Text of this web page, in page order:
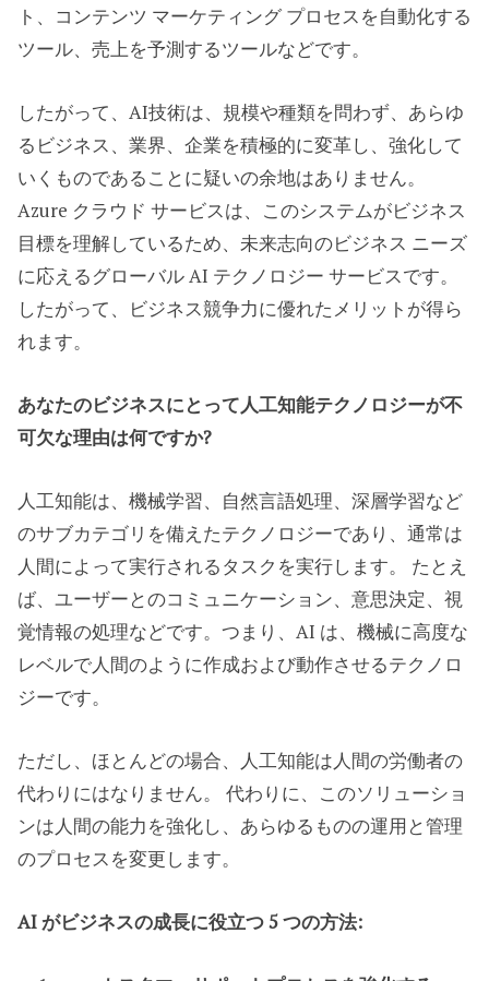
ト、コンテンツ マーケティング プロセスを自動化する
ツール、売上を予測するツールなどです。
したがって、AI技術は、規模や種類を問わず、あらゆ
るビジネス、業界、企業を積極的に変革し、強化して
いくものであることに疑いの余地はありません。
Azure クラウド サービスは、このシステムがビジネス
目標を理解しているため、未来志向のビジネス ニーズ
に応えるグローバル AI テクノロジー サービスです。
したがって、ビジネス競争力に優れたメリットが得ら
れます。
あなたのビジネスにとって人工知能テクノロジーが不
可欠な理由は何ですか?
人工知能は、機械学習、自然言語処理、深層学習など
のサブカテゴリを備えたテクノロジーであり、通常は
人間によって実行されるタスクを実行します。 たとえ
ば、ユーザーとのコミュニケーション、意思決定、視
覚情報の処理などです。つまり、AI は、機械に高度な
レベルで人間のように作成および動作させるテクノロ
ジーです。
ただし、ほとんどの場合、人工知能は人間の労働者の
代わりにはなりません。 代わりに、このソリューショ
ンは人間の能力を強化し、あらゆるものの運用と管理
のプロセスを変更します。
AI がビジネスの成長に役立つ 5 つの方法: